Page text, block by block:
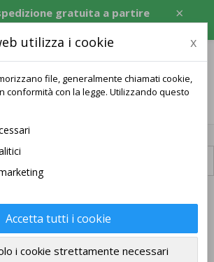
×
gratuita a partire
in CZK, EUR, PLN, RON.
utilizza i cookie x
file, generalmente chiamati cookie,
conformità con la legge. Utilizzando questo
Accetta tutti i cookie
i cookie strettamente necessari